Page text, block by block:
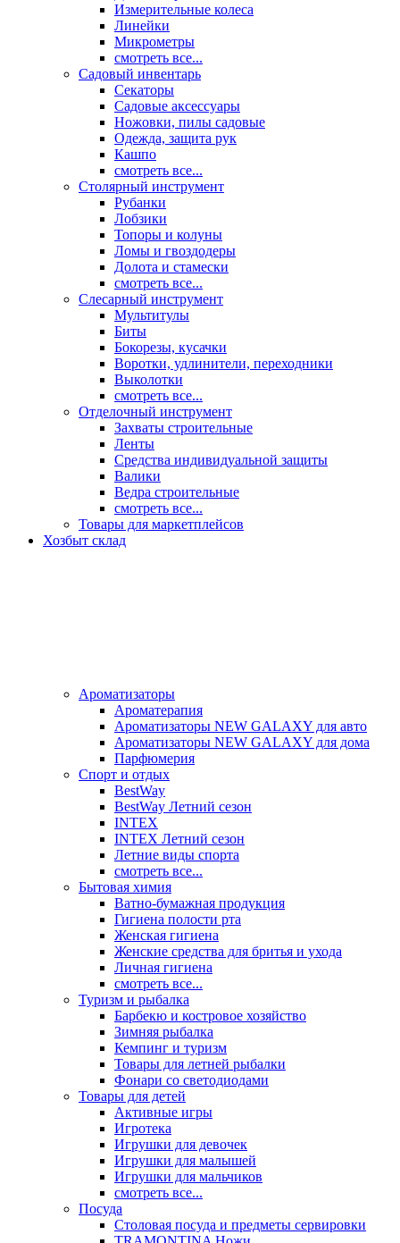
Измерительные колеса
Линейки
Микрометры
смотреть все...
Садовый инвентарь
Секаторы
Садовые аксессуары
Ножовки, пилы садовые
Одежда, защита рук
Кашпо
смотреть все...
Столярный инструмент
Рубанки
Лобзики
Топоры и колуны
Ломы и гвоздодеры
Долота и стамески
смотреть все...
Слесарный инструмент
Мультитулы
Биты
Бокорезы, кусачки
Воротки, удлинители, переходники
Выколотки
смотреть все...
Отделочный инструмент
Захваты строительные
Ленты
Средства индивидуальной защиты
Валики
Ведра строительные
смотреть все...
Товары для маркетплейсов
Хозбыт склад
Ароматизаторы
Ароматерапия
Ароматизаторы NEW GALAXY для авто
Ароматизаторы NEW GALAXY для дома
Парфюмерия
Спорт и отдых
BestWay
BestWay Летний сезон
INTEX
INTEX Летний сезон
Летние виды спорта
смотреть все...
Бытовая химия
Ватно-бумажная продукция
Гигиена полости рта
Женская гигиена
Женские средства для бритья и ухода
Личная гигиена
смотреть все...
Туризм и рыбалка
Барбекю и костровое хозяйство
Зимняя рыбалка
Кемпинг и туризм
Товары для летней рыбалки
Фонари со светодиодами
Товары для детей
Активные игры
Игротека
Игрушки для девочек
Игрушки для малышей
Игрушки для мальчиков
смотреть все...
Посуда
Столовая посуда и предметы сервировки